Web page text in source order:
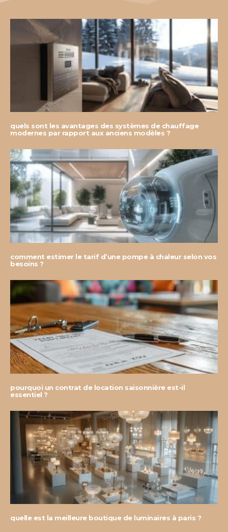
quels sont les avantages des systèmes de chauffage
modernes par rapport aux anciens modèles ?
comment estimer le tarif d’une pompe à chaleur selon vos
besoins ?
pourquoi un contrat de location saisonnière est-il
essentiel ?
quelle est la meilleure boutique de luminaires à paris ?